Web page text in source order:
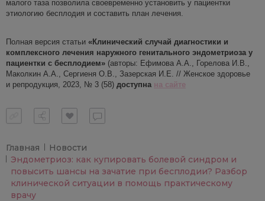
малого таза позволила своевременно установить у пациентки
этиологию бесплодия и составить план лечения.
Полная версия статьи «Клинический случай диагностики и
комплексного лечения наружного генитального эндометриоза у
пациентки с бесплодием» (авторы: Ефимова А.А., Горелова И.В.,
Маколкин А.А., Сергиеня О.В., Зазерская И.Е. // Женское здоровье
и репродукция, 2023, № 3 (58) доступна на сайте
Главная
Новости
Эндометриоз: как купировать болевой синдром и
повысить шансы на зачатие при бесплодии? Разбор
клинической ситуации в помощь практическому
врачу